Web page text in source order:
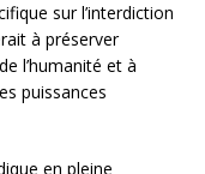
sur l’interdiction
à préserver
l’humanité et à
puissances
en pleine